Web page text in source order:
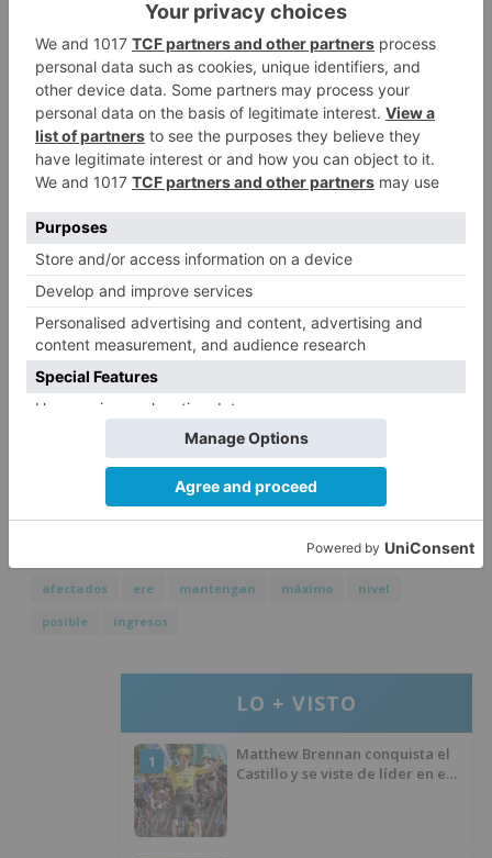
El objetivo era garantizar el mantenimiento de
las rentas salariales del empleo de los 774
trabajadores contribuye también la propia
empresa Campofrío, en base al acuerdo entre
ella y los representantes de los trabajadores. En
el acuerdo, la empresa establece unas cuantías
para el mantenimiento de las rentas salariales de
los trabajadores afectados que incluyen ayudas
públicas. La Junta de Castilla y León financia el
70% de tales cantidades que son pagadas a los
trabajadores beneficiarios mes a mes.
campofrío
permitir
afectados
ere mantengan máximo
nivel
posible
ingresos
LO + VISTO
1
Matthew Brennan conquista el
Castillo y se viste de líder en el